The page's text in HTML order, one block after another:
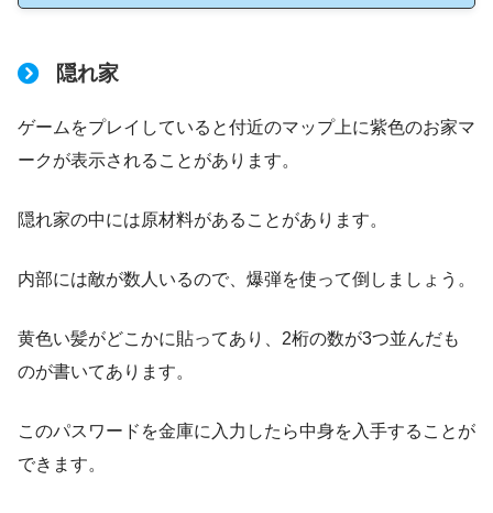
隠れ家
ゲームをプレイしていると付近のマップ上に紫色のお家マ
ークが表示されることがあります。
隠れ家の中には原材料があることがあります。
内部には敵が数人いるので、爆弾を使って倒しましょう。
黄色い髪がどこかに貼ってあり、2桁の数が3つ並んだも
のが書いてあります。
このパスワードを金庫に入力したら中身を入手することが
できます。